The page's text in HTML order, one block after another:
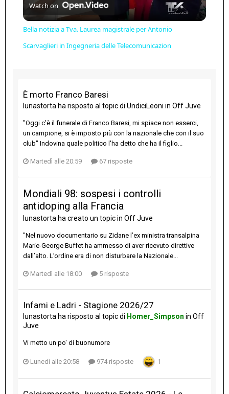
Video
Watch on
Bella notizia a Tva. Laurea magistrale per Antonio
Scarvaglieri in Ingegneria delle Telecomunicazion
È morto Franco Baresi
lunastorta ha risposto al topic di UndiciLeoni in Off Juve
"Oggi c’è il funerale di Franco Baresi, mi spiace non esserci,
un campione, si è imposto più con la nazionale che con il suo
club" Indovina quale politico l'ha detto che ha il figlio...
Martedì alle 20:59 67 risposte
Mondiali 98: sospesi i controlli
antidoping alla Francia
lunastorta ha creato un topic in Off Juve
"Nel nuovo documentario su Zidane l’ex ministra transalpina
Marie-George Buffet ha ammesso di aver ricevuto direttive
dall’alto. L’ordine era di non disturbare la Nazionale...
Martedì alle 18:00 5 risposte
Infami e Ladri - Stagione 2026/27
lunastorta ha risposto al topic di Homer_Simpson in Off
Juve
Vi metto un po' di buonumore
Lunedì alle 20:58 974 risposte 1